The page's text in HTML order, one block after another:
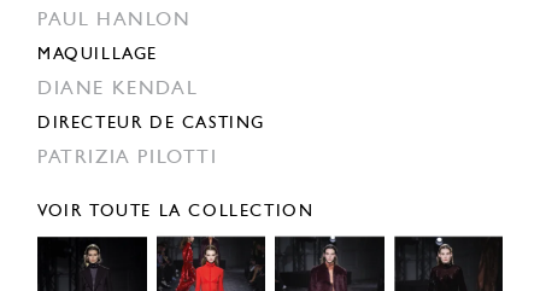
PAUL HANLON
MAQUILLAGE
DIANE KENDAL
DIRECTEUR DE CASTING
PATRIZIA PILOTTI
VOIR TOUTE LA COLLECTION